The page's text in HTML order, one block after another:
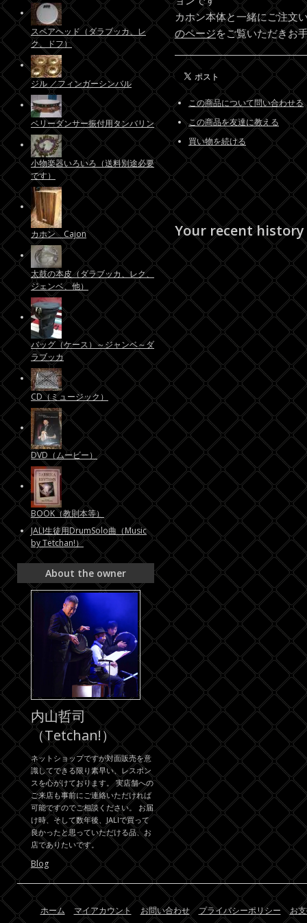
カホン本体と一緒にご注文
のページをご覧いただきお
この商品について問い合わせる
この商品を友達に教える
買い物を続ける
Your recent history
スペアヘッド（ダラブッカ、レ
ク、ドフ）
ジル ／フィンガーシンバル
ベリーダンサー振付用タンバリン
小物楽器いろいろ（送料別途必要
です）
カホン Cajon
太鼓の本皮（ダラブッカ、レク、
ジェンベ、他）
バッグ（ケース）～ジャンベ～ダ
ラブッカ
CD（ミュージック）
DVD（ムービー）
BOOK（教則本等）
JALI生徒用DrumSolo曲（Music
by Tetchan!）
About the owner
内山哲司
（Tetchan!）
ネットショップですが対面販売を意
識してできる限り素早い、レスポン
スを心がけております。 実店舗への
ご来店も事前にご連絡いただければ
可能ですのでご相談ください。 お届
け時、そして数年後、JALIで買って
良かったと思っていただける品、お
店でありたいです。
Blog
ホーム マイアカウント お問い合わせ プライバシーポリシー お